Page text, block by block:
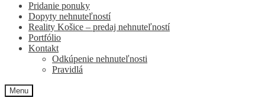
Pridanie ponuky
Dopyty nehnuteľností
Reality Košice – predaj nehnuteľností
Portfólio
Kontakt
Odkúpenie nehnuteľnosti
Pravidlá
Menu